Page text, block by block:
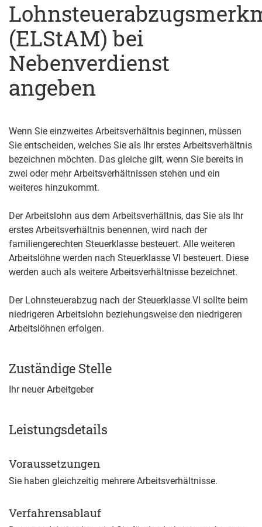
(ELStAM) bei
Nebenverdienst
angeben
Wenn Sie einzweites Arbeitsverhältnis beginnen, müssen
Sie entscheiden, welches Sie als Ihr erstes Arbeitsverhältnis
bezeichnen möchten. Das gleiche gilt, wenn Sie bereits in
zwei oder mehr Arbeitsverhältnissen stehen und ein
weiteres hinzukommt.
Der Arbeitslohn aus dem Arbeitsverhältnis, das Sie als Ihr
erstes Arbeitsverhältnis benennen, wird nach der
familiengerechten Steuerklasse besteuert. Alle weiteren
Arbeitslöhne werden nach Steuerklasse VI besteuert. Diese
werden auch als weitere Arbeitsverhältnisse bezeichnet.
Der Lohnsteuerabzug nach der Steuerklasse VI sollte beim
niedrigeren Arbeitslohn beziehungsweise den niedrigeren
Arbeitslöhnen erfolgen.
Zuständige Stelle
Ihr neuer Arbeitgeber
Leistungsdetails
Voraussetzungen
Sie haben gleichzeitig mehrere Arbeitsverhältnisse.
Verfahrensablauf